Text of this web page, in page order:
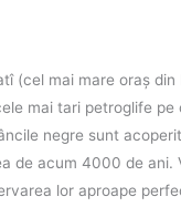
(cel mai mare oraș din
mai tari petroglife pe
negre sunt
de acum 4000 de ani.
lor aproape